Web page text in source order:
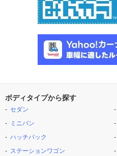
ボディタイプから探す
セダン
ミニバン
ハッチバック
ステーションワゴン